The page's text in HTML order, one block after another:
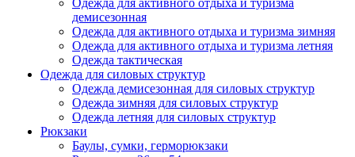
Одежда для активного отдыха и туризма
демисезонная
Одежда для активного отдыха и туризма зимняя
Одежда для активного отдыха и туризма летняя
Одежда тактическая
Одежда для силовых структур
Одежда демисезонная для силовых структур
Одежда зимняя для силовых структур
Одежда летняя для силовых структур
Рюкзаки
Баулы, сумки, герморюкзаки